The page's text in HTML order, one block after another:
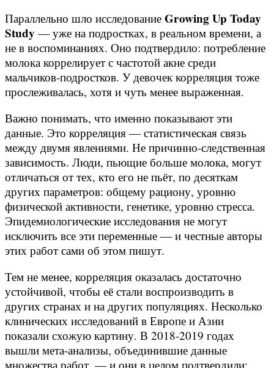
Параллельно шло исследование Growing Up Today
Study — уже на подростках, в реальном времени, а
не в воспоминаниях. Оно подтвердило: потребление
молока коррелирует с частотой акне среди
мальчиков-подростков. У девочек корреляция тоже
прослеживалась, хотя и чуть менее выраженная.
Важно понимать, что именно показывают эти
данные. Это корреляция — статистическая связь
между двумя явлениями. Не причинно-следственная
зависимость. Люди, пьющие больше молока, могут
отличаться от тех, кто его не пьёт, по десяткам
других параметров: общему рациону, уровню
физической активности, генетике, уровню стресса.
Эпидемиологические исследования не могут
исключить все эти переменные — и честные авторы
этих работ сами об этом пишут.
Тем не менее, корреляция оказалась достаточно
устойчивой, чтобы её стали воспроизводить в
других странах и на других популяциях. Несколько
клинических исследований в Европе и Азии
показали схожую картину. В 2018-2019 годах
вышли мета-анализы, объединившие данные
множества работ, — и они в целом подтвердили: